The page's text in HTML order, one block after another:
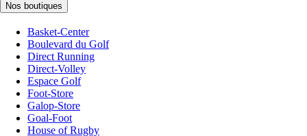
Nos boutiques
Basket-Center
Boulevard du Golf
Direct Running
Direct-Volley
Espace Golf
Foot-Store
Galop-Store
Goal-Foot
House of Rugby